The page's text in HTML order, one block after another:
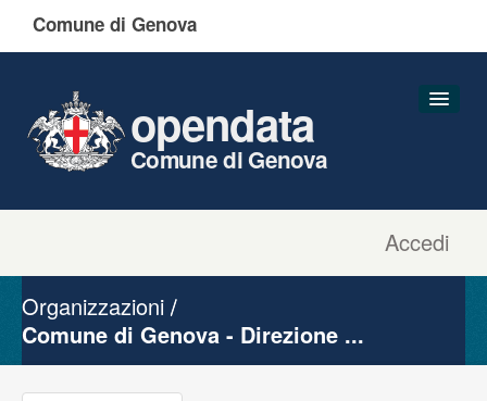
Comune di Genova
Accedi
opendata
Comune di Genova
Gruppi
Organizzazioni
Comune di Genova - Direzione ...